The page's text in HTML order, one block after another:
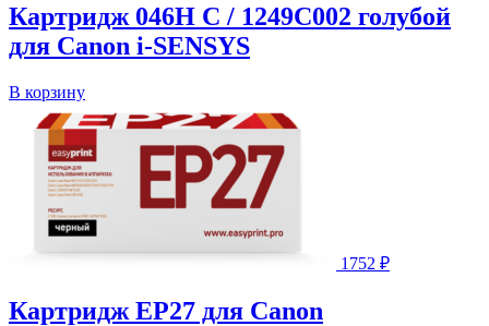
Картридж 046H C / 1249C002 голубой
для Canon i-SENSYS
В корзину
1752 ₽
Картридж EP27 для Canon